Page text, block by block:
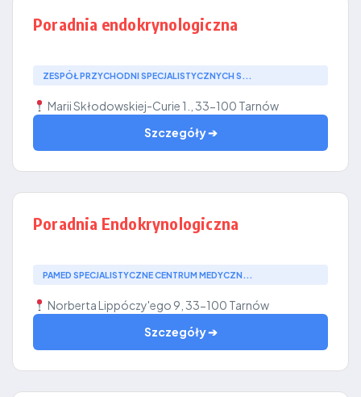
Poradnia endokrynologiczna
ZESPÓŁ PRZYCHODNI SPECJALISTYCZNYCH S...
Marii Skłodowskiej-Curie 1., 33-100 Tarnów
Szczegóły ➔
Poradnia Endokrynologiczna
PAMED SPECJALISTYCZNE CENTRUM MEDYCZN...
Norberta Lippóczy'ego 9, 33-100 Tarnów
Szczegóły ➔